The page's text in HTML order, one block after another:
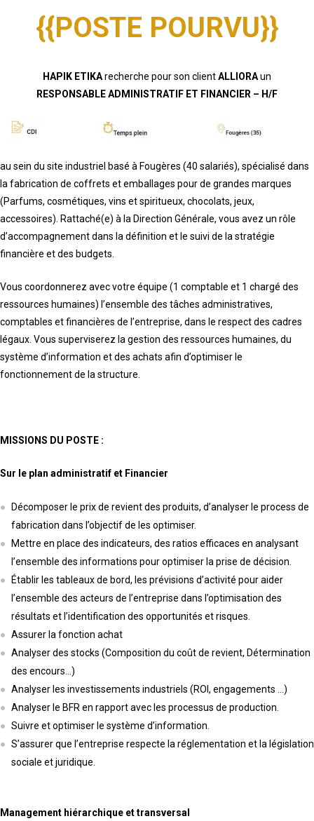
{{POSTE POURVU}}
HAPIK ETIKArecherche pour son clientALLIORAun
RESPONSABLE ADMINISTRATIF ET FINANCIER – H/F
au sein du site industriel basé à Fougères (40 salariés), spécialisé dans
la fabrication de coffrets et emballages pour de grandes marques
(Parfums, cosmétiques, vins et spiritueux, chocolats, jeux,
accessoires). Rattaché(e) à la Direction Générale, vous avez un rôle
d’accompagnement dans la définition et le suivi de la stratégie
financière et des budgets.
Vous coordonnerez avec votre équipe (1 comptable et 1 chargé des
ressources humaines) l’ensemble des tâches administratives,
comptables et financières de l’entreprise, dans le respect des cadres
légaux. Vous superviserez la gestion des ressources humaines, du
système d’information et des achats afin d’optimiser le
fonctionnement de la structure.
MISSIONS DU POSTE :
Sur le plan administratif et Financier
Décomposer le prix de revient des produits, d’analyser le process de
fabrication dans l’objectif de les optimiser.
Mettre en place des indicateurs, des ratios efficaces en analysant
l’ensemble des informations pour optimiser la prise de décision.
Établir les tableaux de bord, les prévisions d’activité pour aider
l’ensemble des acteurs de l’entreprise dans l’optimisation des
résultats et l’identification des opportunités et risques.
Assurer la fonction achat
Analyser des stocks (Composition du coût de revient, Détermination
des encours…)
Analyser les investissements industriels (ROI, engagements …)
Analyser le BFR en rapport avec les processus de production.
Suivre et optimiser le système d’information.
S’assurer que l’entreprise respecte la réglementation et la législation
sociale et juridique.
Management hiérarchique et transversal